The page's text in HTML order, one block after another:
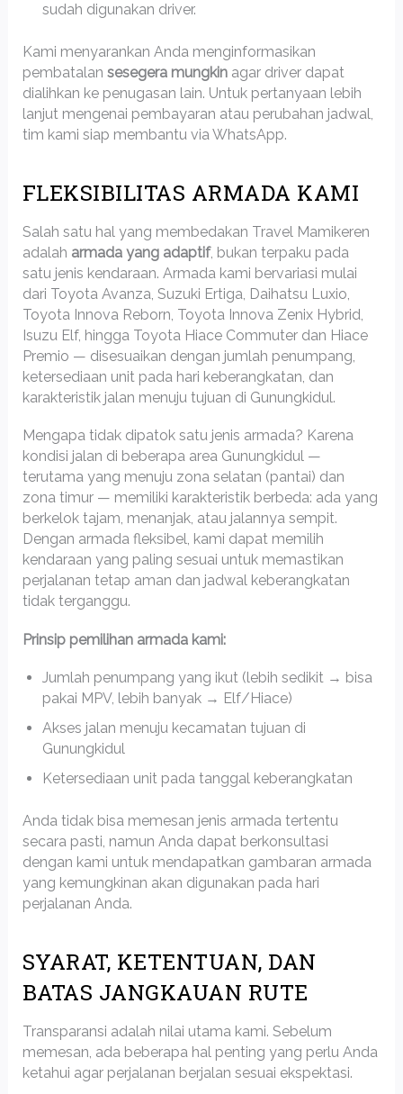
sudah digunakan driver.
Kami menyarankan Anda menginformasikan
pembatalan sesegera mungkinagar driver dapat
dialihkan ke penugasan lain. Untuk pertanyaan lebih
lanjut mengenai pembayaran atau perubahan jadwal,
tim kami siap membantu via WhatsApp.
FLEKSIBILITAS ARMADA KAMI
Salah satu hal yang membedakan Travel Mamikeren
adalah armada yang adaptif, bukan terpaku pada
satu jenis kendaraan. Armada kami bervariasi mulai
dari Toyota Avanza, Suzuki Ertiga, Daihatsu Luxio,
Toyota Innova Reborn, Toyota Innova Zenix Hybrid,
Isuzu Elf, hingga Toyota Hiace Commuter dan Hiace
Premio — disesuaikan dengan jumlah penumpang,
ketersediaan unit pada hari keberangkatan, dan
karakteristik jalan menuju tujuan di Gunungkidul.
Mengapa tidak dipatok satu jenis armada? Karena
kondisi jalan di beberapa area Gunungkidul —
terutama yang menuju zona selatan (pantai) dan
zona timur — memiliki karakteristik berbeda: ada yang
berkelok tajam, menanjak, atau jalannya sempit.
Dengan armada fleksibel, kami dapat memilih
kendaraan yang paling sesuai untuk memastikan
perjalanan tetap aman dan jadwal keberangkatan
tidak terganggu.
Prinsip pemilihan armada kami:
Jumlah penumpang yang ikut (lebih sedikit → bisa
pakai MPV, lebih banyak → Elf/Hiace)
Akses jalan menuju kecamatan tujuan di
Gunungkidul
Ketersediaan unit pada tanggal keberangkatan
Anda tidak bisa memesan jenis armada tertentu
secara pasti, namun Anda dapat berkonsultasi
dengan kami untuk mendapatkan gambaran armada
yang kemungkinan akan digunakan pada hari
perjalanan Anda.
SYARAT, KETENTUAN, DAN
BATAS JANGKAUAN RUTE
Transparansi adalah nilai utama kami. Sebelum
memesan, ada beberapa hal penting yang perlu Anda
ketahui agar perjalanan berjalan sesuai ekspektasi.